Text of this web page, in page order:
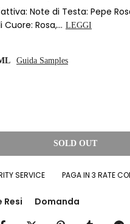
Note di Testa: Pepe
Cuore: Rosa,... LEGGI
Guida Samples
SOLD OUT
SERVICE PAGA IN 3 RATE CON
Resi Domanda